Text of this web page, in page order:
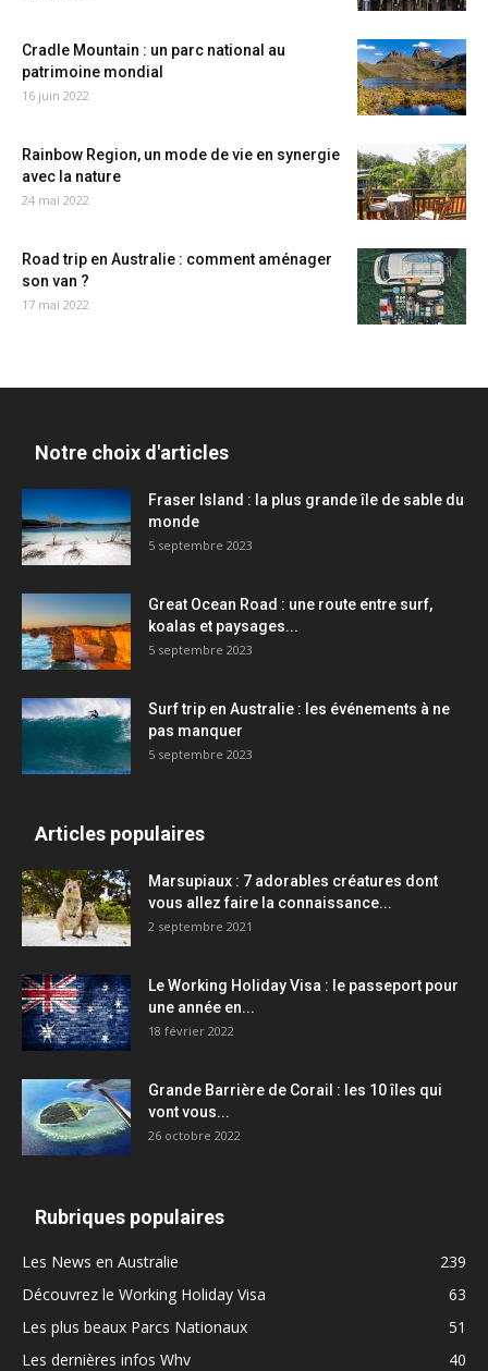
Cradle Mountain : un parc national au
patrimoine mondial
16 juin 2022
Rainbow Region, un mode de vie en synergie
avec la nature
24 mai 2022
Road trip en Australie : comment aménager
son van ?
17 mai 2022
Notre choix d'articles
Fraser Island : la plus grande île de sable du
monde
5 septembre 2023
Great Ocean Road : une route entre surf,
koalas et paysages...
5 septembre 2023
Surf trip en Australie : les événements à ne
pas manquer
5 septembre 2023
Articles populaires
Marsupiaux : 7 adorables créatures dont
vous allez faire la connaissance...
2 septembre 2021
Le Working Holiday Visa : le passeport pour
une année en...
18 février 2022
Grande Barrière de Corail : les 10 îles qui
vont vous...
26 octobre 2022
Rubriques populaires
Les News en Australie
239
Découvrez le Working Holiday Visa
63
Les plus beaux Parcs Nationaux
51
Les dernières infos Whv
40